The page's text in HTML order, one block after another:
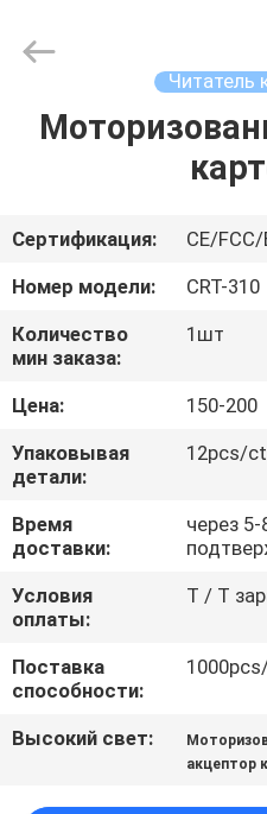
ДОМ
О
НАС
ПУТЕШЕСТВИЕ
ФАБРИКИ
ПРОВЕРКА
КАЧЕСТВА
СВЯЖИТЕСЬ
МЫ
СПРОСИТЕ
Online
Market.
Reserved.
Читатель
Сертификация:
CE/
Номер модели:
CRT-310
Количество
мин заказа:
1шт
Цена:
150-200
Упаковывая
детали:
12pcs/
Время
доставки:
через
Условия
оплаты:
T / T
Поставка
способности:
Высокий свет:
акцептор